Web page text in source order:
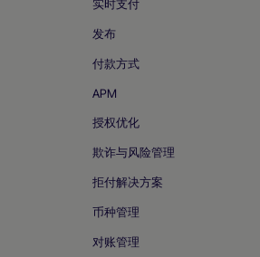
实时支付
发布
付款方式
APM
授权优化
欺诈与风险管理
拒付解决方案
币种管理
对账管理